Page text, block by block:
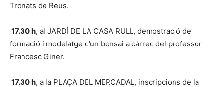
Tronats de Reus.
17.30 h, al JARDÍ DE LA CASA RULL, demostració de
formació i modelatge d’un bonsai a càrrec del professor
Francesc Giner.
17.30 h, a la PLAÇA DEL MERCADAL, inscripcions de la